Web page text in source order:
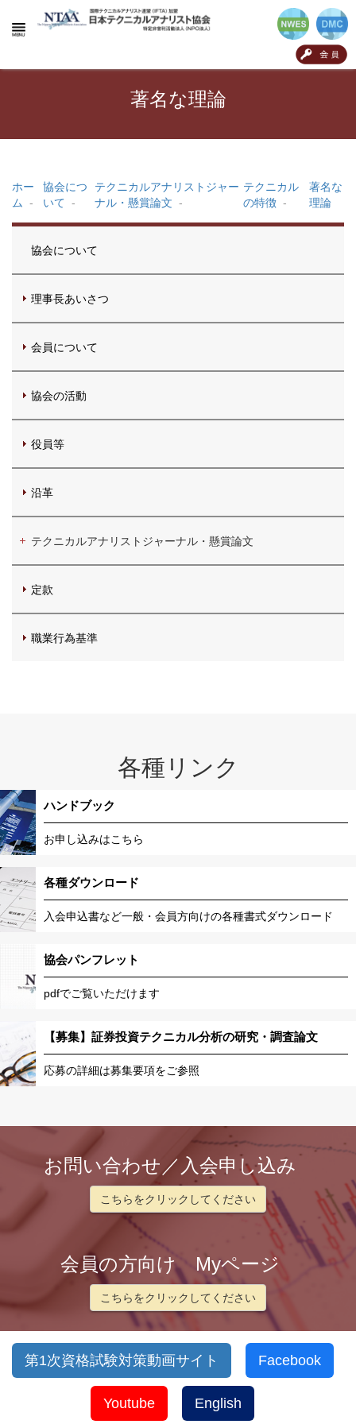
著名な理論
ホー
ム
-
協会につ
いて -
テクニカルアナリストジャー
ナル・懸賞論文 -
テクニカル
の特徴 -
著名な
理論
協会について
理事長あいさつ
会員について
協会の活動
役員等
沿革
テクニカルアナリストジャーナル・懸賞論文
定款
職業行為基準
各種リンク
ハンドブック
お申し込みはこちら
各種ダウンロード
入会申込書など一般・会員方向けの各種書式ダウンロード
協会パンフレット
pdfでご覧いただけます
【募集】証券投資テクニカル分析の研究・調査論文
応募の詳細は募集要項をご参照
お問い合わせ／入会申し込み
こちらをクリックしてください
会員の方向け Myページ
こちらをクリックしてください
第1次資格試験対策動画サイト Facebook
Youtube English